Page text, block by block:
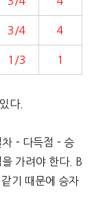
3/4 4
1/3 1
다.
－다득점－승
가려야 한다. B
기 때문에 승자